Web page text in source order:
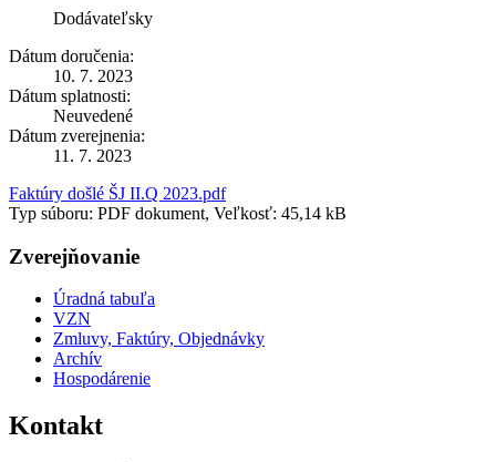
Dodávateľsky
Dátum doručenia:
10. 7. 2023
Dátum splatnosti:
Neuvedené
Dátum zverejnenia:
11. 7. 2023
Faktúry došlé ŠJ II.Q 2023.pdf
Typ súboru: PDF dokument, Veľkosť: 45,14 kB
Zverejňovanie
Úradná tabuľa
VZN
Zmluvy, Faktúry, Objednávky
Archív
Hospodárenie
Kontakt